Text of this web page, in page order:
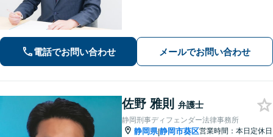
ります【法テラス利用可】【藤枝市役
所裏】
電話でお問い合わせ メールでお問い合わせ
佐野 雅則 弁護士
静岡刑事ディフェンダー法律事務所
静岡県|静岡市葵区営業時間：本日定休日